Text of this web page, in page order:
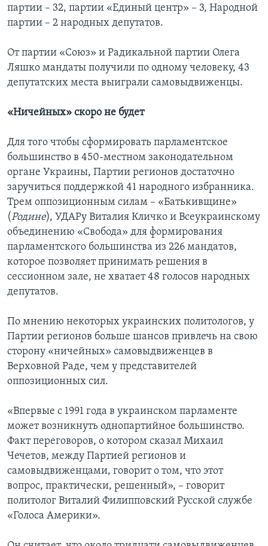
партии – 32, партии «Единый центр» – 3, Народной
партии – 2 народных депутатов.
От партии «Союз» и Радикальной партии Олега
Ляшко мандаты получили по одному человеку, 43
депутатских места выиграли самовыдвиженцы.
«Ничейных» скоро не будет
Для того чтобы сформировать парламентское
большинство в 450-местном законодательном
органе Украины, Партии регионов достаточно
заручиться поддержкой 41 народного избранника.
Трем оппозиционным силам – «Батькивщине»
(Родине), УДАРу Виталия Кличко и Всеукраинскому
объединению «Свобода» для формирования
парламентского большинства из 226 мандатов,
которое позволяет принимать решения в
сессионном зале, не хватает 48 голосов народных
депутатов.
По мнению некоторых украинских политологов, у
Партии регионов больше шансов привлечь на свою
сторону «ничейных» самовыдвиженцев в
Верховной Раде, чем у представителей
оппозиционных сил.
«Впервые с 1991 года в украинском парламенте
может возникнуть однопартийное большинство.
Факт переговоров, о котором сказал Михаил
Чечетов, между Партией регионов и
самовыдвиженцами, говорит о том, что этот
вопрос, практически, решенный», – говорит
политолог Виталий Филипповский Русской службе
«Голоса Америки».